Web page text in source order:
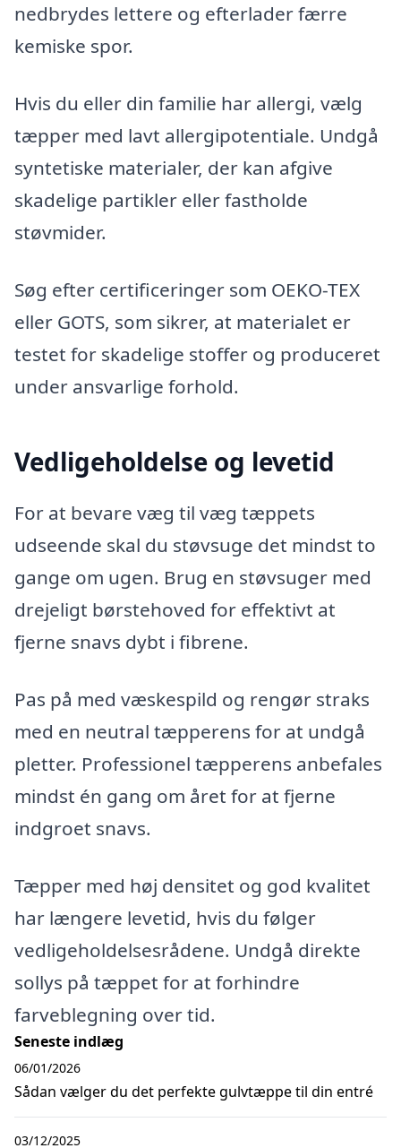
nedbrydes lettere og efterlader færre
kemiske spor.
Hvis du eller din familie har allergi, vælg
tæpper med lavt allergipotentiale. Undgå
syntetiske materialer, der kan afgive
skadelige partikler eller fastholde
støvmider.
Søg efter certificeringer som OEKO-TEX
eller GOTS, som sikrer, at materialet er
testet for skadelige stoffer og produceret
under ansvarlige forhold.
Vedligeholdelse og levetid
For at bevare væg til væg tæppets
udseende skal du støvsuge det mindst to
gange om ugen. Brug en støvsuger med
drejeligt børstehoved for effektivt at
fjerne snavs dybt i fibrene.
Pas på med væskespild og rengør straks
med en neutral tæpperens for at undgå
pletter. Professionel tæpperens anbefales
mindst én gang om året for at fjerne
indgroet snavs.
Tæpper med høj densitet og god kvalitet
har længere levetid, hvis du følger
vedligeholdelsesrådene. Undgå direkte
sollys på tæppet for at forhindre
farveblegning over tid.
Seneste indlæg
Sådan vælger du det perfekte gulvtæppe til din entré
06/01/2026
03/12/2025